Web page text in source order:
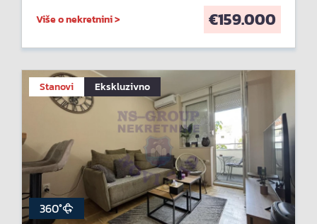
Više o nekretnini > €159.000
Stanovi Ekskluzivno
360°